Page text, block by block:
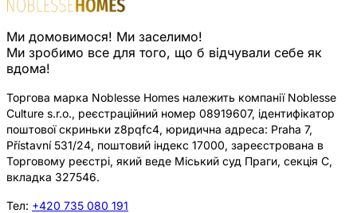
Ми домовимося! Ми заселимо!
Ми зробимо все для того, що б відчували себе як
вдома!
Торгова марка Noblesse Homes належить компанії Noblesse
Culture s.r.o., реєстраційний номер 08919607, ідентифікатор
поштової скриньки z8pqfc4, юридична адреса: Praha 7,
Přístavní 531/24, поштовий індекс 17000, зареєстрована в
Торговому реєстрі, який веде Міський суд Праги, секція C,
вкладка 327546.
Тел: +420 735 080 191